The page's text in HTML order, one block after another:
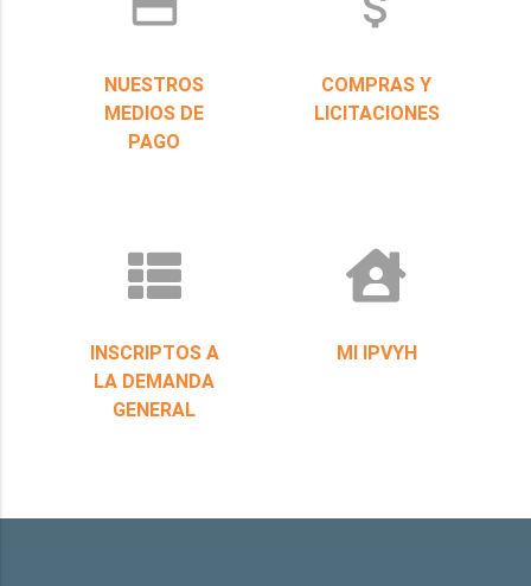
NUESTROS
MEDIOS DE
PAGO
COMPRAS Y
LICITACIONES
INSCRIPTOS A
LA DEMANDA
GENERAL
MI IPVYH